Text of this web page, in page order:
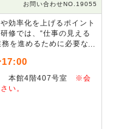
お問い合わせNO.19055
効率化を上げるポイント
修では、“仕事の見える
を進めるために必要な
、報・連・相の強化を図
本館4階407号室 ※会
い。